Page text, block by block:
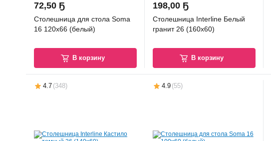
72,50 Ҕ
Столешница для стола Soma
16 120x66 (белый)
В корзину
198,00 Ҕ
Столешница Interline Белый
гранит 26 (160x60)
В корзину
4.7 (348) 4.9 (55)